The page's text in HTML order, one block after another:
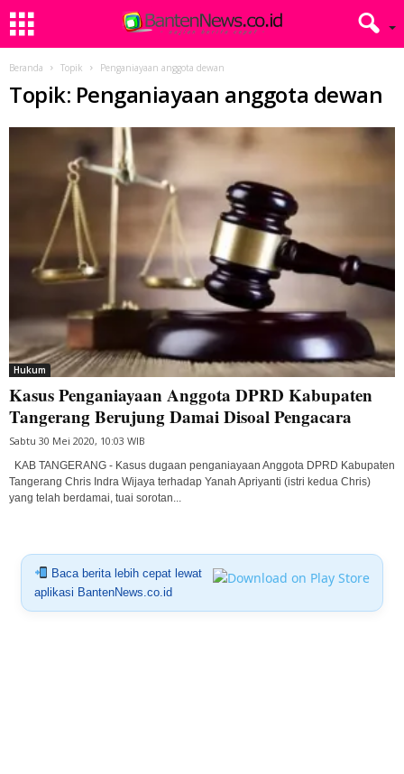
Beranda Topik Penganiayaan anggota dewan
Topik: Penganiayaan anggota dewan
Hukum
Kasus Penganiayaan Anggota DPRD Kabupaten
Tangerang Berujung Damai Disoal Pengacara
Sabtu 30 Mei 2020, 10:03 WIB
KAB TANGERANG - Kasus dugaan penganiayaan Anggota DPRD Kabupaten
Tangerang Chris Indra Wijaya terhadap Yanah Apriyanti (istri kedua Chris)
yang telah berdamai, tuai sorotan...
Baca berita lebih cepat lewat
aplikasi BantenNews.co.id